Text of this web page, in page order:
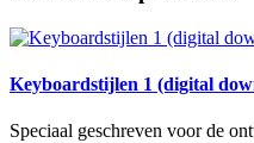
Keyboardstijlen 1 (digital
Speciaal geschreven voor de